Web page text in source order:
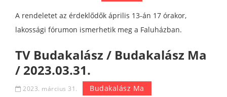
A rendeletet az érdeklődők április 13-án 17 órakor,
lakossági fórumon ismerhetik meg a Faluházban.
TV Budakalász / Budakalász Ma
/ 2023.03.31.
2023. március 31. Budakalász Ma